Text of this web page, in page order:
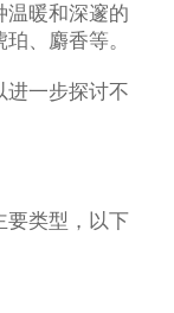
温暖和深邃的
、麝香等。
进一步探讨不
要类型，以下